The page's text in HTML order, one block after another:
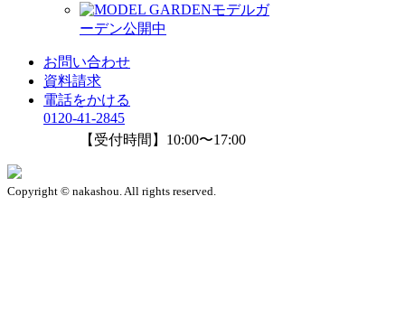
モデルガ
ーデン公開中
お問い合わせ
資料請求
電話をかける
0120-41-2845
【受付時間】10:00〜17:00
Copyright © nakashou. All rights reserved.